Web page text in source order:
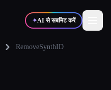
✦AI से सबमिट करें
RemoveSynthID